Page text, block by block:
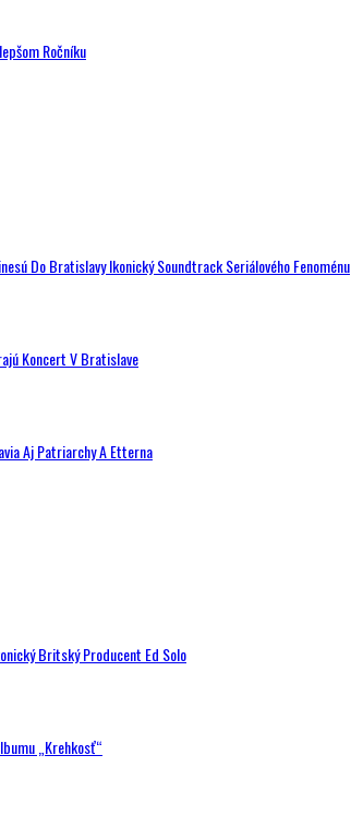
Ročníku
Do Bratislavy Ikonický Soundtrack Seriálového Fenoménu
Koncert V Bratislave
Aj Patriarchy A Etterna
Britský Producent Ed Solo
„Krehkosť“